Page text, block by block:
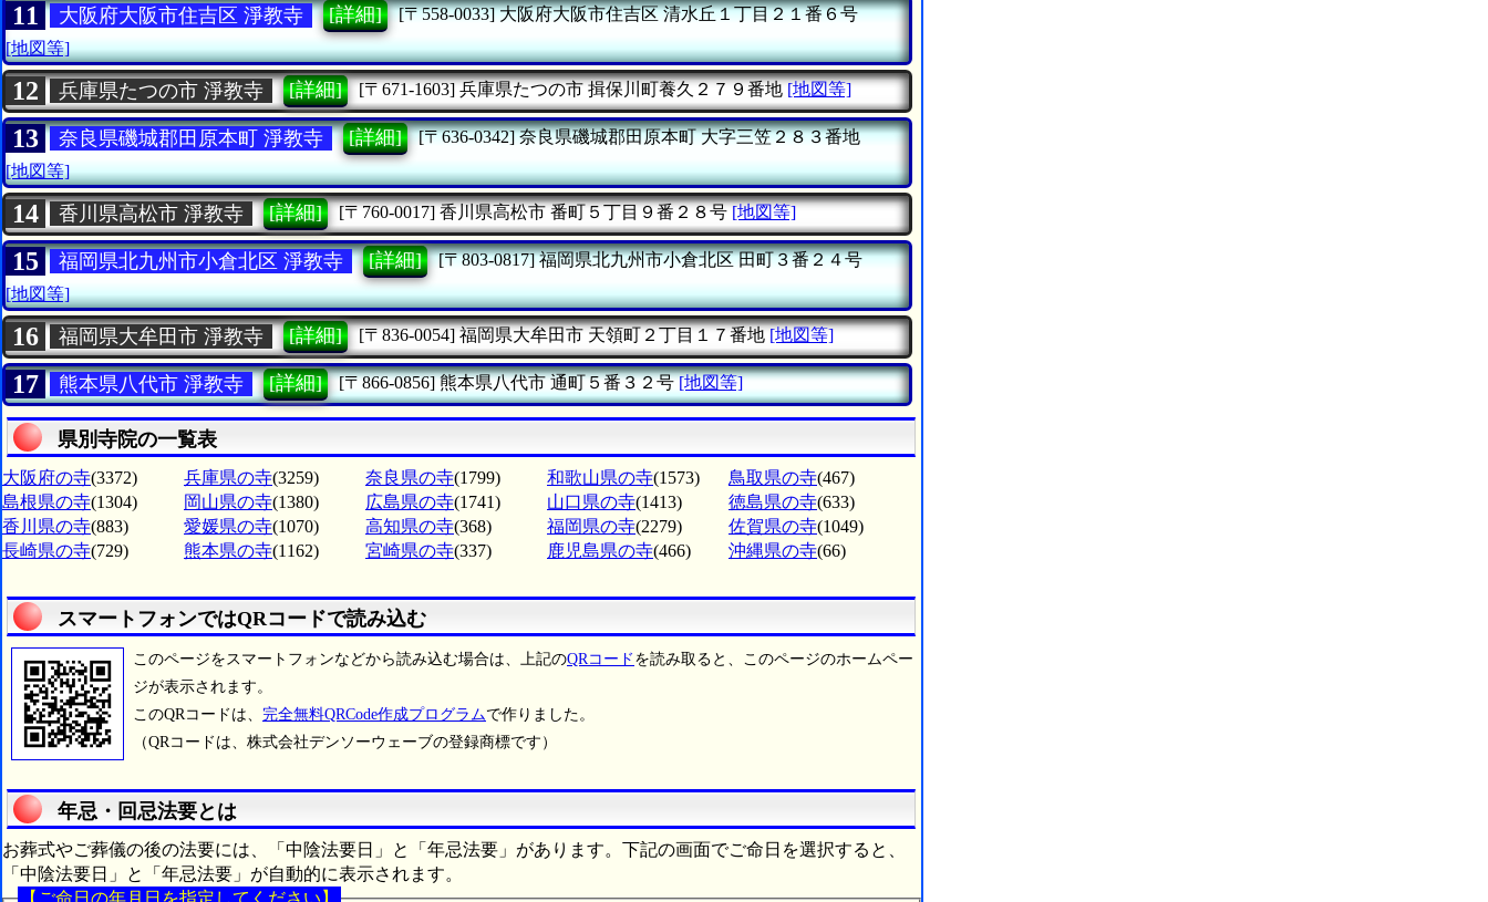
11 大阪府大阪市住吉区 淨教寺 [詳細] [〒558-0033] 大阪府大阪市住吉区清水丘１丁目２１番６号
[地図等]
12 兵庫県たつの市 淨教寺 [詳細] [〒671-1603] 兵庫県たつの市 揖保川町養久２７９番地 [地図等]
13 奈良県磯城郡田原本町 淨教寺 [詳細] [〒636-0342] 奈良県磯城郡田原本町大字三笠２８３番地
[地図等]
14 香川県高松市 淨教寺 [詳細] [〒760-0017] 香川県高松市 番町５丁目９番２８号 [地図等]
15 福岡県北九州市小倉北区 淨教寺 [詳細] [〒803-0817] 福岡県北九州市小倉北区田町３番２４号
[地図等]
16 福岡県大牟田市 淨教寺 [詳細] [〒836-0054] 福岡県大牟田市 天領町２丁目１７番地 [地図等]
17 熊本県八代市 淨教寺 [詳細] [〒866-0856] 熊本県八代市通町５番３２号 [地図等]
県別寺院の一覧表
大阪府の寺(3372) 兵庫県の寺(3259) 奈良県の寺(1799) 和歌山県の寺(1573) 鳥取県の寺(467)
島根県の寺(1304) 岡山県の寺(1380) 広島県の寺(1741) 山口県の寺(1413) 徳島県の寺(633)
香川県の寺(883) 愛媛県の寺(1070) 高知県の寺(368) 福岡県の寺(2279) 佐賀県の寺(1049)
長崎県の寺(729) 熊本県の寺(1162) 宮崎県の寺(337) 鹿児島県の寺(466) 沖縄県の寺(66)
スマートフォンではQRコードで読み込む
このページをスマートフォンなどから読み込む場合は、上記のQRコード を読み取ると、このページのホームペー
ジが表示されます。
このQRコードは、 完全無料QRCode作成プログラムで作りました。
（QRコードは、株式会社デンソーウェーブの登録商標です）
年忌・回忌法要とは
お葬式やご葬儀の後の法要には、「中陰法要日」と「年忌法要」があります。下記の画面でご命日を選択すると、
「中陰法要日」と「年忌法要」が自動的に表示されます。